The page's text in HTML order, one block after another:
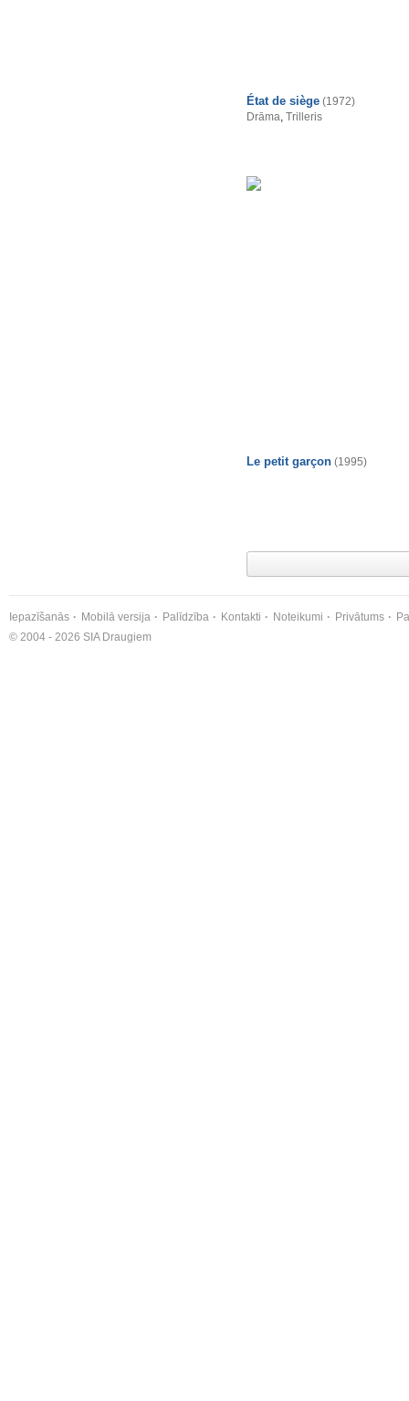
État de siège (1972)
Drāma, Trilleris
Le petit garçon (1995)
Iepazīšanās Mobilā versija Palīdzība Kontakti Noteikumi Privātums
© 2004 - 2026 SIA Draugiem